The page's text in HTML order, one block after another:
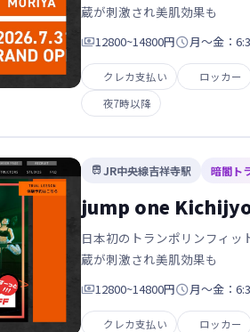
蔵が刺激され美肌効果も
12800~14800円月～金：
クレカ支払い ロッカー
夜7時以降
JR中央線吉祥寺駅 暗闇ト
jump one
日本初のトランポリンフィ
蔵が刺激され美肌効果も
12800~14800円月～金：
クレカ支払い ロッカー